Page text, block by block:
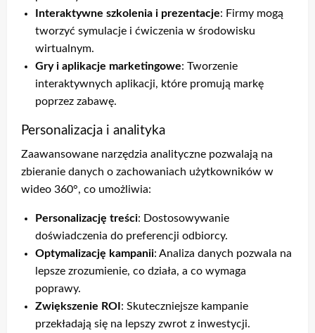
Interaktywne szkolenia i prezentacje: Firmy mogą
tworzyć symulacje i ćwiczenia w środowisku
wirtualnym.
Gry i aplikacje marketingowe: Tworzenie
interaktywnych aplikacji, które promują markę
poprzez zabawę.
Personalizacja i analityka
Zaawansowane narzędzia analityczne pozwalają na
zbieranie danych o zachowaniach użytkowników w
wideo 360°, co umożliwia:
Personalizację treści: Dostosowywanie
doświadczenia do preferencji odbiorcy.
Optymalizację kampanii: Analiza danych pozwala na
lepsze zrozumienie, co działa, a co wymaga
poprawy.
Zwiększenie ROI : Skuteczniejsze kampanie
przekładają się na lepszy zwrot z inwestycji.